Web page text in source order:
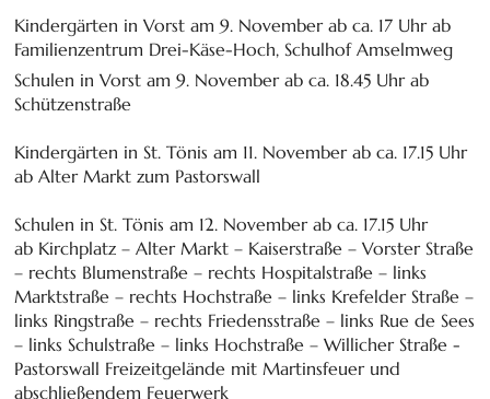
Kindergärten in Vorst am 9. November ab ca. 17 Uhr ab
Familienzentrum Drei-Käse-Hoch, Schulhof Amselmweg
Schulen in Vorst am 9. November ab ca. 18.45 Uhr ab
Schützenstraße
Kindergärten in St. Tönis am 11. November ab ca. 17.15 Uhr
ab Alter Markt zum Pastorswall
Schulen in St. Tönis am 12. November ab ca. 17.15 Uhr
ab Kirchplatz – Alter Markt – Kaiserstraße – Vorster Straße
– rechts Blumenstraße – rechts Hospitalstraße – links
Marktstraße – rechts Hochstraße – links Krefelder Straße –
links Ringstraße – rechts Friedensstraße – links Rue de Sees
– links Schulstraße – links Hochstraße – Willicher Straße -
Pastorswall Freizeitgelände mit Martinsfeuer und
abschließendem Feuerwerk